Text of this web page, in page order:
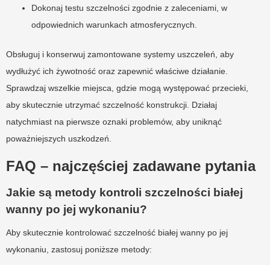
Dokonaj testu szczelności zgodnie z zaleceniami, w
odpowiednich warunkach atmosferycznych.
Obsługuj i konserwuj zamontowane systemy uszczeleń, aby
wydłużyć ich żywotność oraz zapewnić właściwe działanie.
Sprawdzaj wszelkie miejsca, gdzie mogą występować przecieki,
aby skutecznie utrzymać szczelność konstrukcji. Działaj
natychmiast na pierwsze oznaki problemów, aby uniknąć
poważniejszych uszkodzeń.
FAQ – najczęściej zadawane pytania
Jakie są metody kontroli szczelności białej
wanny po jej wykonaniu?
Aby skutecznie kontrolować szczelność białej wanny po jej
wykonaniu, zastosuj poniższe metody: